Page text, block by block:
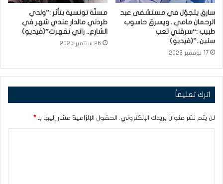
سارق يتجوّل في مستشفى عبد
الرحمان مامي.. ويسرق حاسوب
طبيب :“سرقلي تعب
سنين..”(فيديو)
17 نوفمبر 2023
مسنّة تونسية بتأثر :”ولدي
طردني مالدار عندي شهر في
الشارع.. راني تقهرت”(فيديو)
26 سبتمبر 2023
اترك تعليقاً
لن يتم نشر عنوان بريدك الإلكتروني. الحقول الإلزامية مشار إليها بـ *